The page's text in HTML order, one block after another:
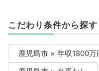
こだわり条件から探す
鹿児島市 × 年収1800万